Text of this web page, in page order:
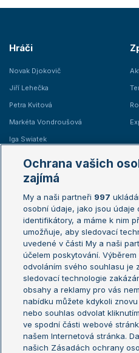
Hráči
Novak Djokovič
Jiří Lehečka
Petra Kvitová
Markéta Vondroušová
Iga Swiatek
Žebříčky
Žebříček ATP (muži)
Žebříček WTA (ženy)
Sázkařský žebříček
Aktualní trendy
Fotbalové přestupy
Livesport Daily
Ochrana vašich
zajímá
My a naši partneři 997
osobní údaje, jako jsou údaje
identifikátory, a máme k nim
umožňuje, aby sledovací
uvedené v části My a naši
účelem poskytování.
odvoláním svého souhlasu je
sledovací technologie
obsahy a reklamy pro vás
nabídku můžete kdykoli
nebo souhlas odvolat
ve spodní části webové
našem Internetová stránka.
našich Zásadách ochrany